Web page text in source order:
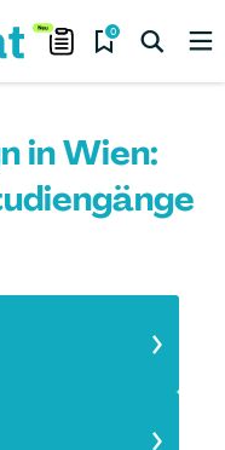
0
in Wien: